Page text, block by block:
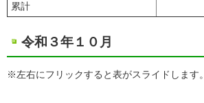
累計
令和３年１０月
※左右にフリックすると表がスライドします。